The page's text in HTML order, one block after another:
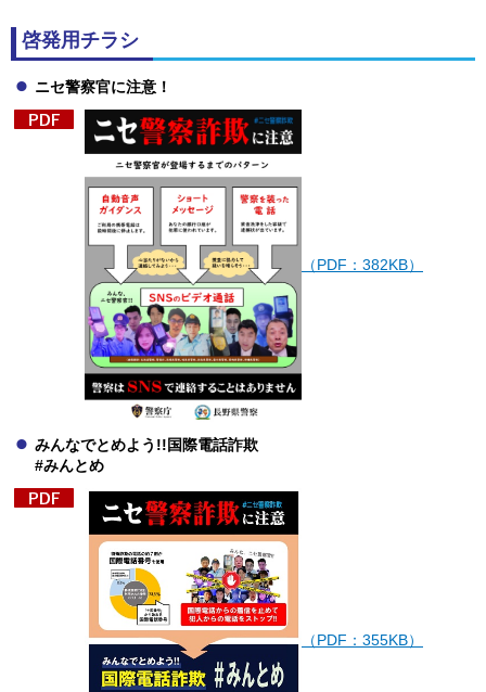
啓発用チラシ
ニセ警察官に注意！
（PDF：382KB）
みんなでとめよう!!国際電話詐欺
#みんとめ
（PDF：355KB）